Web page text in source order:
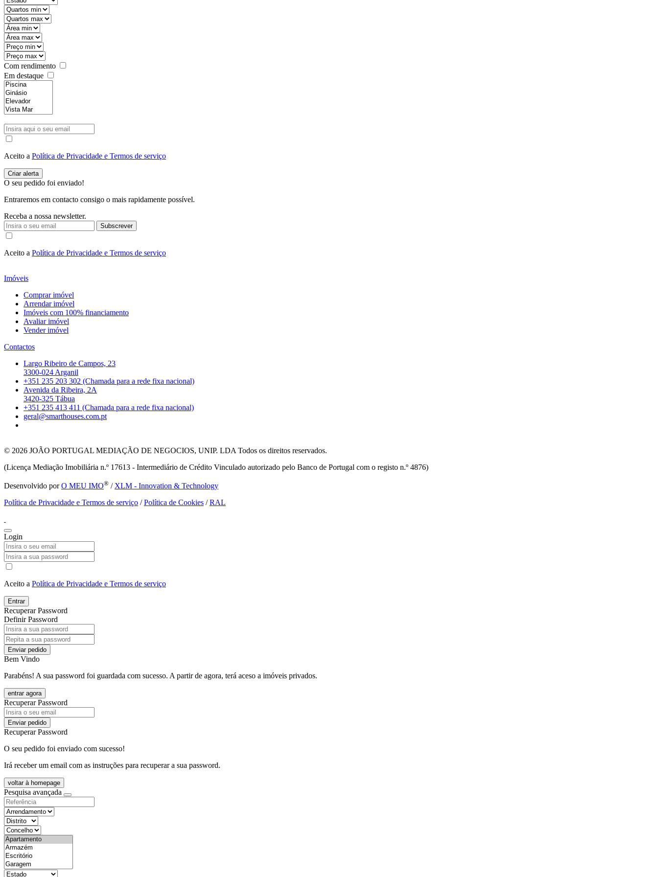
Com rendimento
Em destaque
Aceito a Política de Privacidade e Termos de serviço
O seu pedido foi enviado!
Entraremos em contacto consigo o mais rapidamente possível.
Receba a nossa newsletter.
Subscrever
Aceito a Política de Privacidade e Termos de serviço
Imóveis
Comprar imóvel
Arrendar imóvel
Imóveis com 100% financiamento
Avaliar imóvel
Vender imóvel
Contactos
Largo Ribeiro de Campos, 23
3300-024 Arganil
+351 235 203 302 (Chamada para a rede fixa nacional)
Avenida da Ribeira, 2A
3420-325 Tábua
+351 235 413 411 (Chamada para a rede fixa nacional)
geral@smarthouses.com.pt
© 2026 JOÃO PORTUGAL MEDIAÇÃO DE NEGOCIOS, UNIP. LDA Todos os direitos reservados.
(Licença Mediação Imobiliária n.º 17613 - Intermediário de Crédito Vinculado autorizado pelo Banco de Portugal com o registo n.º 4876)
Desenvolvido porO MEU IMO® / XLM - Innovation & Technology
Política de Privacidade e Termos de serviço /Política de Cookies /RAL
Login
Aceito a Política de Privacidade e Termos de serviço
Entrar
Recuperar Password
Definir Password
Enviar pedido
Bem Vindo
Parabéns! A sua password foi guardada com sucesso. A partir de agora, terá aceso a imóveis privados.
entrar agora
Recuperar Password
Enviar pedido
Recuperar Password
O seu pedido foi enviado com sucesso!
Irá receber um email com as instruções para recuperar a sua password.
voltar à homepage
Pesquisa avançada